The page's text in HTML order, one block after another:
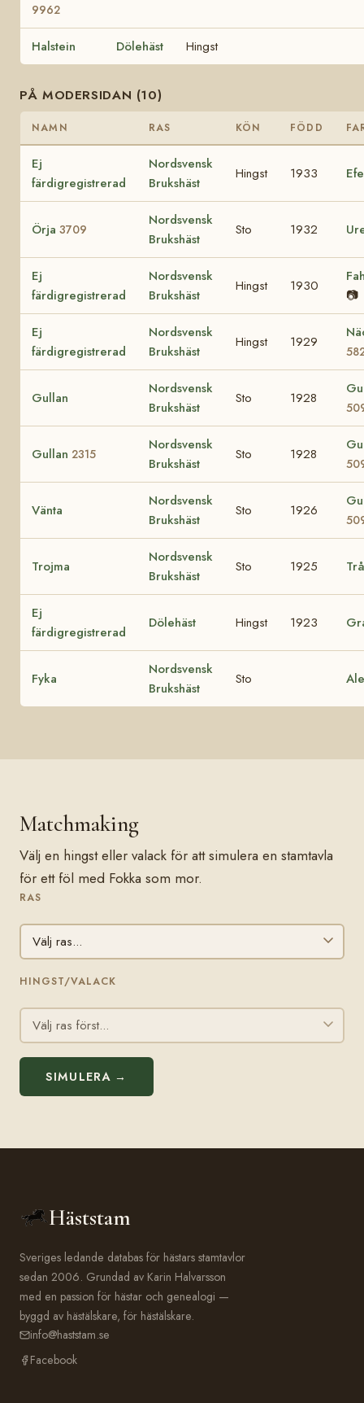
9962
Halstein Dölehäst Hingst
PÅ MODERSIDAN (10)
NAMN RAS KÖN FÖDD
Ej
färdigregistrerad
Nordsvensk
Brukshäst
Hingst 1933
Örja 3709
Nordsvensk
Brukshäst
Sto 1932
Ej
färdigregistrerad
Nordsvensk
Brukshäst
Hingst 1930
📷
Ej
färdigregistrerad
Nordsvensk
Brukshäst
Hingst 1929
Gullan
Nordsvensk
Brukshäst
Sto 1928
Gullan 2315
Nordsvensk
Brukshäst
Sto 1928
Vänta
Nordsvensk
Brukshäst
Sto 1926
Trojma
Nordsvensk
Brukshäst
Sto 1925
Ej
färdigregistrerad
Dölehäst Hingst 1923
Fyka
Nordsvensk
Brukshäst
Sto
Matchmaking
Välj en hingst eller valack för att simulera en stamtavla
för ett föl med Fokka som mor.
RAS
HINGST/VALACK
SIMULERA →
Häststam
Sveriges ledande databas för hästars stamtavlor
sedan 2006. Grundad av Karin Halvarsson
med en passion för hästar och genealogi —
byggd av hästälskare, för hästälskare.
info@haststam.se
Facebook